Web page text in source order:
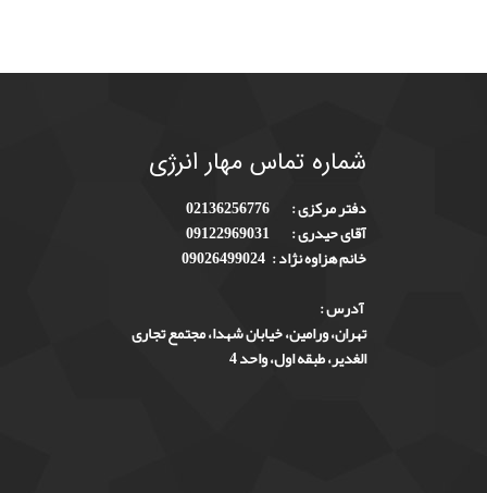
شماره تماس مهار انرژی
دفتر مرکزی : 02136256776
آقای حیدری :
خانم هزاوه نژاد :
آدرس :
تهران، ورامین، خیابان شهدا، مجتمع تجاری
الغدیر، طبقه اول، واحد 4